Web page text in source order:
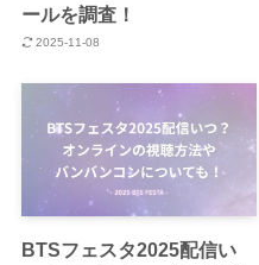
ールを調査！
2025-11-08
BTSフェスタ2025配信い